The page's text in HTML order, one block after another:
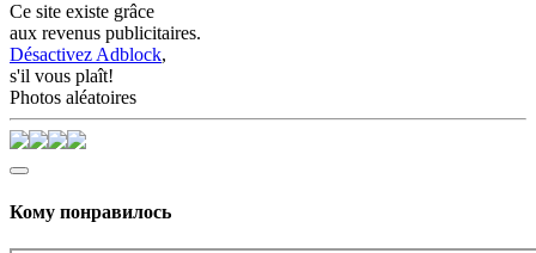
Ce site existe grâce
aux revenus publicitaires.
Désactivez Adblock,
s'il vous plaît!
Photos aléatoires
Кому понравилось